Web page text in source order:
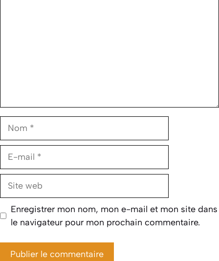
Nom
E-
Site
Enregistrer mon nom, mon e-mail et mon site dans
le navigateur pour mon prochain commentaire.